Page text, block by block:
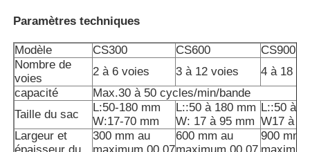
machine à emballer de sac de maille
Machine à emballer verticale
Machine à emballer horizontale
Paramètres techniques
Modèle CS300 CS600
CS900
Nombre de
voies
2 à 6 voies 3 à 12 voies
4 à 18
capacité
Max.30 à 50 cycles/min/bande
Taille du sac
L:50-180 mm
W:17-70 mm
L::50 à 180 mm
W: 17 à 95 mm
L::50 à
W17 à
Largeur et
épaisseur du
300 mm au
maximum.00,07
600 mm au
maximum.00,07
900 mm